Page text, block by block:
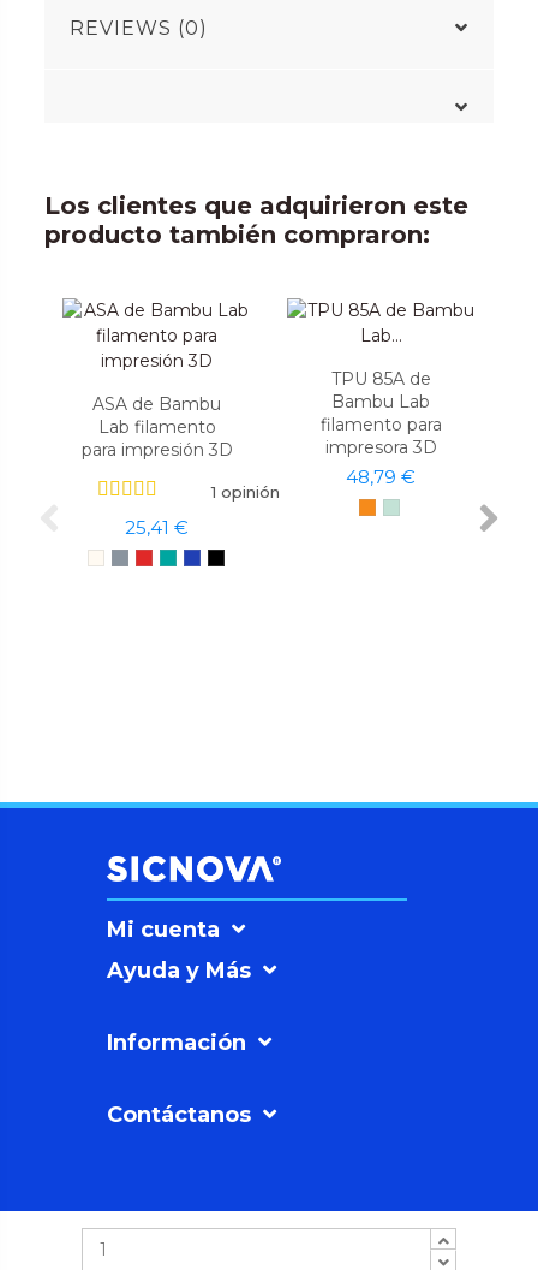
REVIEWS (0)
Los clientes que adquirieron este
producto también compraron:
ASA de Bambu
Lab filamento
para impresión 3D
1 opinión
25,41 €
TPU 85A de
Bambu Lab
filamento para
impresora 3D
48,79 €
Mi cuenta
Ayuda y Más
Información
Contáctanos
SICNOVAº